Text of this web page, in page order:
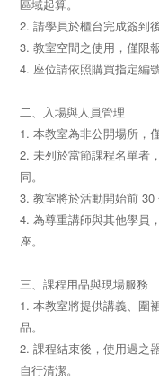
區域起算。
2. 請學員於櫃台完成簽到
3. 教室空間之使用，僅限
4. 座位請依照購買指定編號
二、入場與人員管理
1. 本教室為非公開場所，
2. 未列於當節課程名單者
同。
3. 教室將於活動開始前 30
4. 為尊重講師與其他學員
座。
三、課程用品與現場服務
1. 本教室將提供講義、圍
品。
2. 課程結束後，使用過之
自行清潔。